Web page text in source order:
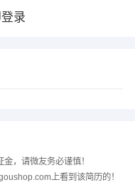
录
，请微友务必谨慎！
上看到该简历的！